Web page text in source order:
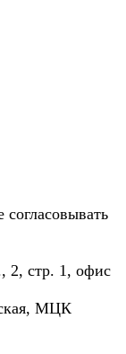
2, стр. 1, офис
МЦК